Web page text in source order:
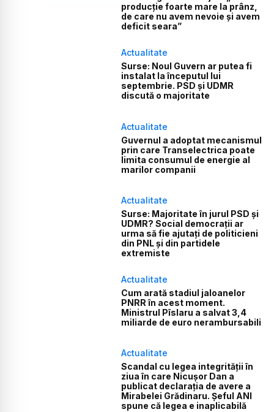
producție foarte mare la prânz,
de care nu avem nevoie și avem
deficit seara”
Actualitate
Surse: Noul Guvern ar putea fi
instalat la începutul lui
septembrie. PSD și UDMR
discută o majoritate
Actualitate
Guvernul a adoptat mecanismul
prin care Transelectrica poate
limita consumul de energie al
marilor companii
Actualitate
Surse: Majoritate în jurul PSD și
UDMR? Social democrații ar
urma să fie ajutați de politicieni
din PNL și din partidele
extremiste
Actualitate
Cum arată stadiul jaloanelor
PNRR în acest moment.
Ministrul Pîslaru a salvat 3,4
miliarde de euro nerambursabili
Actualitate
Scandal cu legea integrității în
ziua în care Nicușor Dan a
publicat declarația de avere a
Mirabelei Grădinaru. Șeful ANI
spune că legea e inaplicabilă